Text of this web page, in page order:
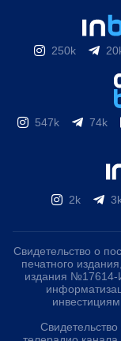
250k
547k 74k
2k
Свидетельство о
печатного
издания №17614-
Свидетельство